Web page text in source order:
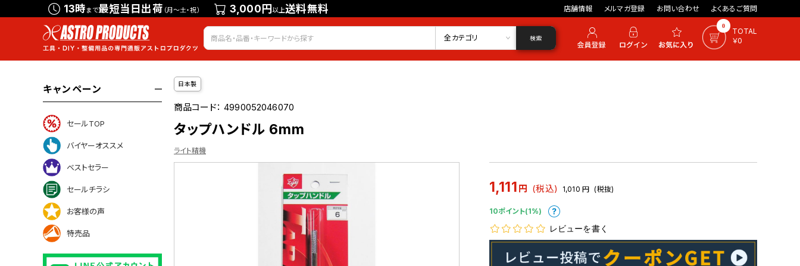
13時まで最短当日出荷 （月～土・祝） 3,000円以上送料無料 店舗情報 メルマガ登録 お問い合わせ よくあるご質問
会員登録 ログイン お気に入り 0
TOTAL
￥0
全カテゴリ 検索
キャンペーン
セールTOP
バイヤーオススメ
ベストセラー
セールチラシ
お客様の声
特売品
日本製
商品コード：4990052046070
タップハンドル 6mm
ライト精機
1,111 円 (税込) 1,010 円 (税抜)
10ポイント(1%)
レビューを書く